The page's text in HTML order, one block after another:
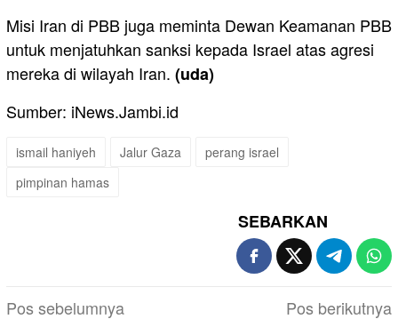
Misi Iran di PBB juga meminta Dewan Keamanan PBB
untuk menjatuhkan sanksi kepada Israel atas agresi
mereka di wilayah Iran. (uda)
Sumber: iNews.Jambi.id
ismail haniyeh Jalur Gaza
perang israel
pimpinan hamas
SEBARKAN
Navigasi
Pos sebelumnya Pos berikutnya